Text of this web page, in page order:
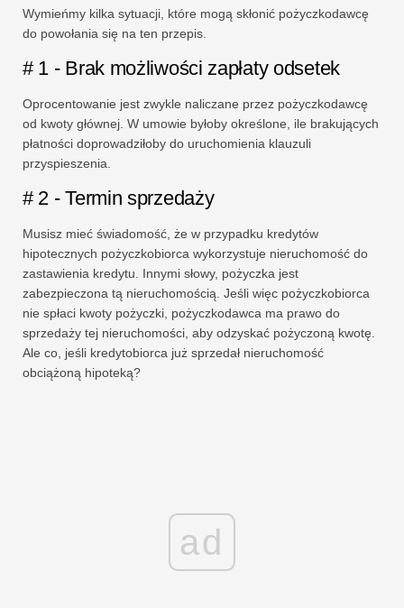
Wymieńmy kilka sytuacji, które mogą skłonić pożyczkodawcę
do powołania się na ten przepis.
# 1 - Brak możliwości zapłaty odsetek
Oprocentowanie jest zwykle naliczane przez pożyczkodawcę
od kwoty głównej. W umowie byłoby określone, ile brakujących
płatności doprowadziłoby do uruchomienia klauzuli
przyspieszenia.
# 2 - Termin sprzedaży
Musisz mieć świadomość, że w przypadku kredytów
hipotecznych pożyczkobiorca wykorzystuje nieruchomość do
zastawienia kredytu. Innymi słowy, pożyczka jest
zabezpieczona tą nieruchomością. Jeśli więc pożyczkobiorca
nie spłaci kwoty pożyczki, pożyczkodawca ma prawo do
sprzedaży tej nieruchomości, aby odzyskać pożyczoną kwotę.
Ale co, jeśli kredytobiorca już sprzedał nieruchomość
obciążoną hipoteką?
ad